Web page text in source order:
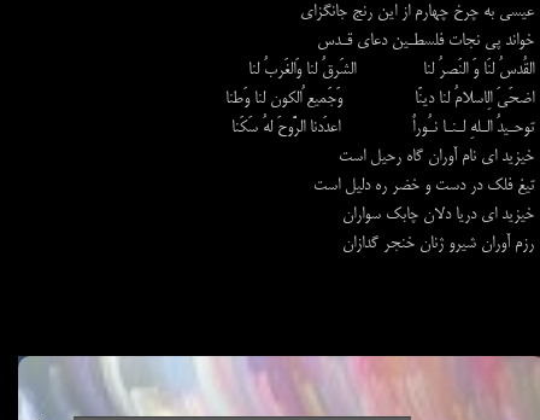
عيسي به چرخ چهارم از اين رنج جانگزاي
خواند پي نجات فلسطـين دعاي قـدس
القُدسُ لنَا وَ النَصرُ لنا الشَرقُ لنا وَالغَربُ لنا
اضحَيَ الِاسلامُ لنا دينًا وَجَميع ُالكون لنا وَطنا
توحـيدُ الـلهِ لـنـا نـُوراٌ اعدَدنا الرَّوحَ لهُ سَكَنا
خيزيد اي نام آوران گاه رحيل است
تيغ فلك در دست و خضر ره دليل است
خيزيد اي دريا دلان چابك سواران
رزم آوران شيرو ژنان خنجر گدازان​​​​​​​